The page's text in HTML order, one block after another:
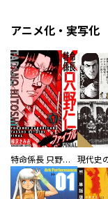
アニメ化・実写化
特命係長 只野仁ファイナル 愛蔵版